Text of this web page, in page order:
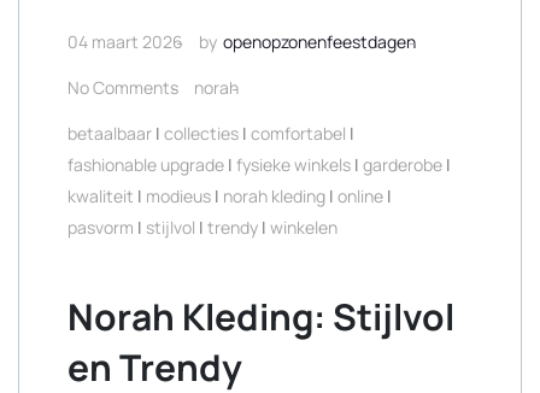
04 maart 2026 by openopzonenfeestdagen
No Comments
norah
betaalbaar | collecties | comfortabel |
fashionable upgrade | fysieke winkels | garderobe |
kwaliteit | modieus | norah kleding | online |
pasvorm | stijlvol | trendy | winkelen
Norah Kleding: Stijlvol
en Trendy